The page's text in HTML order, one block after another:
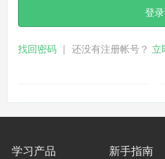
登录
找回密码 | 还没有注册帐号？ 立
学习产品 新手指南